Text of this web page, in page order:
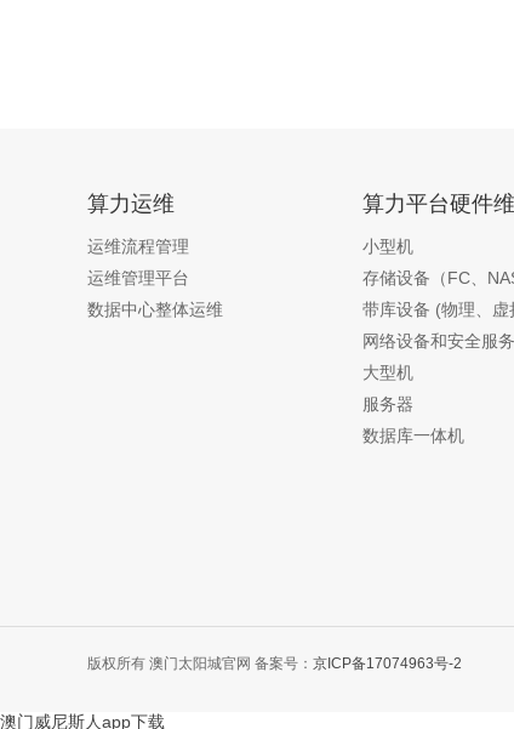
算力运维
运维流程管理
运维管理平台
数据中心整体运维
算力平台硬件
小型机
存储设备（FC、
带库设备 (物理、虚
网络设备和安全服务
大型机
服务器
数据库一体机
版权所有 澳门太阳城官网 备案号： 京ICP备17074963号-2
澳门威尼斯人app下载